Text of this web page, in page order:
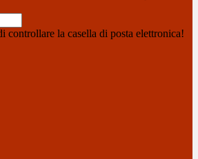
controllare la casella di posta elettronica!